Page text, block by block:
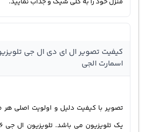
اسمارت الجی
تصویر با کیفیت دلیل و اولویت اصلی هر